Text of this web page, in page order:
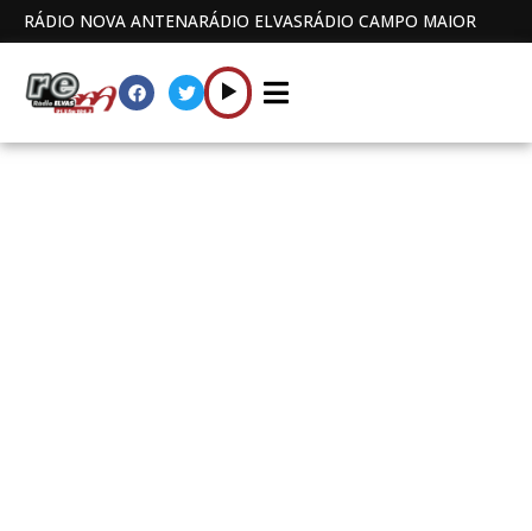
RÁDIO NOVA ANTENARÁDIO ELVASRÁDIO CAMPO MAIOR